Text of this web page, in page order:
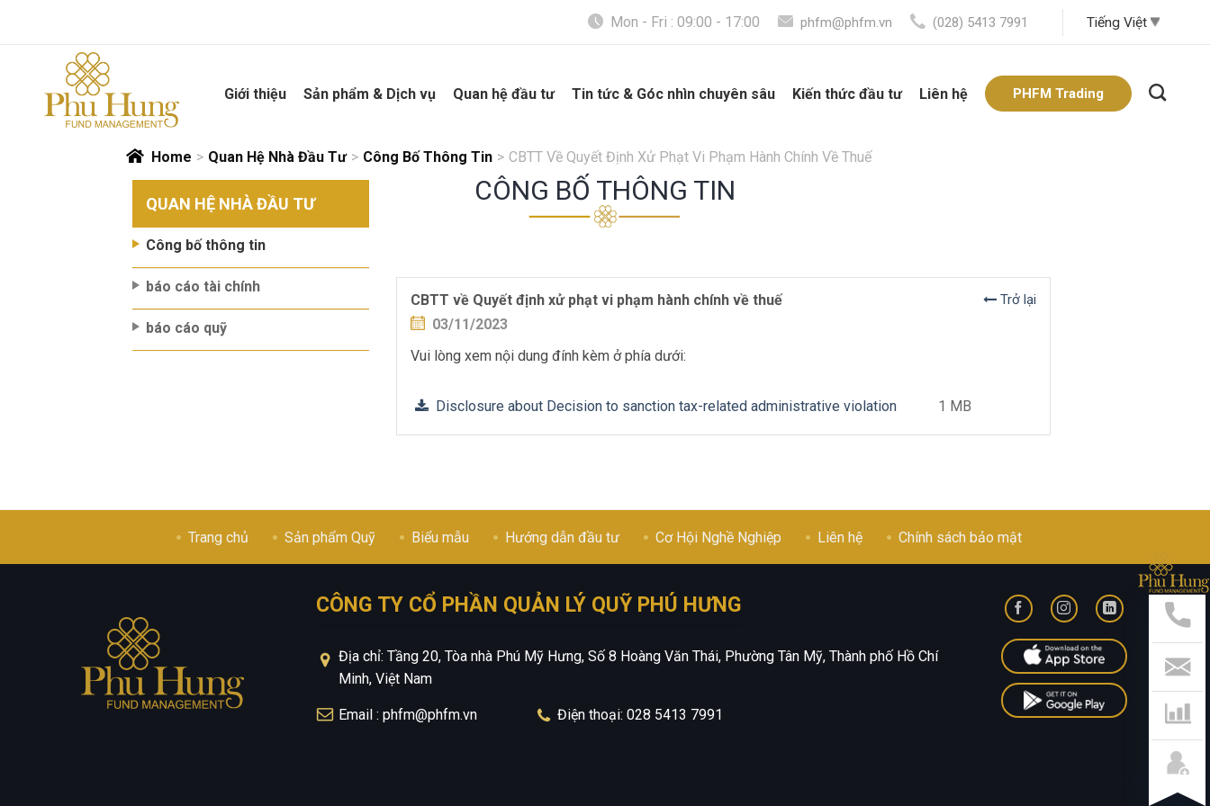
content
Mon - Fri : 09:00 - 17:00 phfm@phfm.vn (028) 5413 7991
Giới thiệu Sản phẩm & Dịch vụ Quan hệ đầu tư Tin tức & Góc nhìn chuyên sâu Kiến thức đầu tư Liên hệ PHFM Trading
Home > Quan Hệ Nhà Đầu Tư > Công Bố Thông Tin > CBTT Về Quyết Định Xử Phạt Vi Phạm Hành Chính Về Thuế
CÔNG BỐ THÔNG TIN
QUAN HỆ NHÀ ĐẦU TƯ
Công bố thông tin
báo cáo tài chính
báo cáo quỹ
CBTT về Quyết định xử phạt vi phạm hành chính về thuế Trở lại
03/11/2023
Vui lòng xem nội dung đính kèm ở phía dưới:
Disclosure about Decision to sanction tax-related administrative violation 1 MB
Trang chủ Sản phẩm Quỹ Biểu mẫu Hướng dẫn đầu tư Cơ Hội Nghề Nghiệp Liên hệ Chính sách bảo mật
Hỗ
Trợ
028
Hệ
CÔNG TY CỔ PHẦN QUẢN LÝ QUỸ PHÚ HƯNG
Địa chỉ: Tầng 20, Tòa nhà Phú Mỹ Hưng, Số 8 Hoàng Văn Thái, Phường Tân Mỹ, Thành phố Hồ Chí
Minh, Việt Nam
Email : phfm@phfm.vn Điện thoại: 028 5413 7991